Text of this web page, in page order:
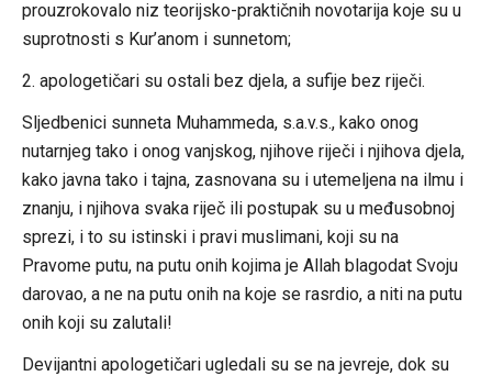
prouzrokovalo niz teorijsko-praktičnih novotarija koje su u
suprotnosti s Kur’anom i sunnetom;
2. apologetičari su ostali bez djela, a sufije bez riječi.
Sljedbenici sunneta Muhammeda, s.a.v.s., kako onog
nutarnjeg tako i onog vanjskog, njihove riječi i njihova djela,
kako javna tako i tajna, zasnovana su i utemeljena na ilmu i
znanju, i njihova svaka riječ ili postupak su u međusobnoj
sprezi, i to su istinski i pravi muslimani, koji su na
Pravome putu, na putu onih kojima je Allah blagodat Svoju
darovao, a ne na putu onih na koje se rasrdio, a niti na putu
onih koji su zalutali!
Devijantni apologetičari ugledali su se na jevreje, dok su